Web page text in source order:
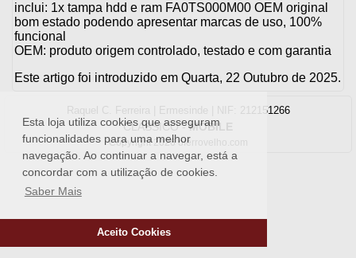
Esta loja utiliza cookies que asseguram
funcionalidades para uma melhor
navegação. Ao continuar a navegar, está a
concordar com a utilização de cookies.
Saber Mais
Aceito Cookies
inclui: 1x tampa hdd e ram FA0TS000M00 OEM original
bom estado podendo apresentar marcas de uso, 100%
funcional
OEM: produto origem controlado, testado e com garantia
Este artigo foi introduzido em Quarta, 22 Outubro de 2025.
Raquel C. Ferreira | Ermesinde | NIF: 212151266
CLASSICO-MOBILE
Copyright 2026 oferrovelho.com